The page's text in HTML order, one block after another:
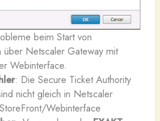
beim Start von
über Netscaler Gateway mit
Webinterface.
: Die Secure Ticket Authority
nicht gleich in Netscaler
Webinterface